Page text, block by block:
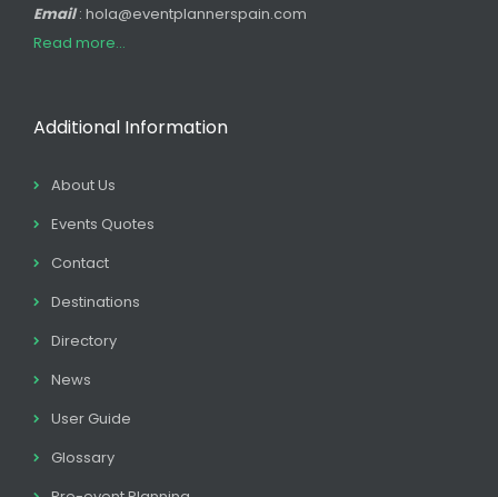
Email: hola@eventplannerspain.com
Read more...
Additional Information
About Us
Events Quotes
Contact
Destinations
Directory
News
User Guide
Glossary